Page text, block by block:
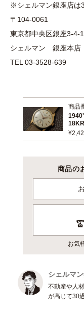
※シェルマン銀座店は
〒104-0061
東京都中央区銀座3-4-
シェルマン 銀座本店
TEL 03-3528-639
商品
商品の
お気
シェルマ
不動産や人
が高じて30